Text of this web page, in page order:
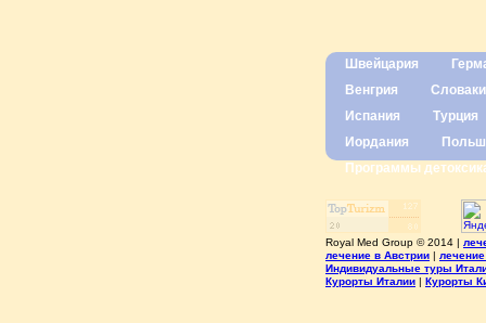
Швейцария
Венгрия
Испания
Турция
Иордания
Программы
Royal Med Group © 2014 |
лечение в Австрии |
Индивидуальные туры
Курорты Италии | Курорты